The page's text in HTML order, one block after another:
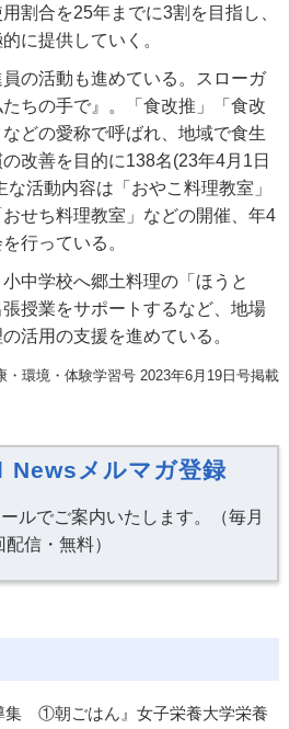
割合を25年までに3割を目指し、
に提供していく。
の活動も進めている。スローガ
ちの手で』。「食改推」「食改
どの愛称で呼ばれ、地域で食生
改善を目的に138名(23年4月 1 日
活動内容は「おやこ料理教室」
せち料理教室」などの開催、年4
行っている。
中学校へ郷土料理の「ほうと
授業をサポートするなど、地場
活用の支援を進めている。
・環境・体験学習号 2023年6月19日号掲載
Newsメルマガ登録
ルでご案内いたします。（毎月
配信・無料）
集 ①朝ごはん』女子栄養大学栄養